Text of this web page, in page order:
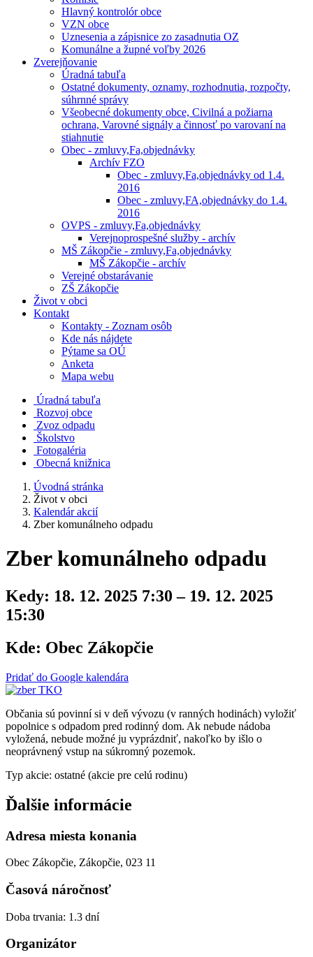
Hlavný kontrolór obce
VZN obce
Uznesenia a zápisnice zo zasadnutia OZ
Komunálne a župné voľby 2026
Zverejňovanie
Úradná tabuľa
Ostatné dokumenty, oznamy, rozhodnutia, rozpočty,
súhrnné správy
Všeobecné dokumenty obce, Civilná a požiarna
ochrana, Varovné signály a činnosť po varovaní na
stiahnutie
Obec - zmluvy,Fa,objednávky
Archív FZO
Obec - zmluvy,Fa,objednávky od 1.4.
2016
Obec - zmluvy,FA,objednávky do 1.4.
2016
OVPS - zmluvy,Fa,objednávky
Verejnoprospešné služby - archív
MŠ Zákopčie - zmluvy,Fa,objednávky
MŠ Zákopčie - archív
Verejné obstarávanie
ZŠ Zákopčie
Život v obci
Kontakt
Kontakty - Zoznam osôb
Kde nás nájdete
Pýtame sa OÚ
Anketa
Mapa webu
Úradná tabuľa
Rozvoj obce
Zvoz odpadu
Školstvo
Fotogaléria
Obecná knižnica
Úvodná stránka
Život v obci
Kalendár akcií
Zber komunálneho odpadu
Zber komunálneho odpadu
Kedy: 18. 12. 2025 7:30 – 19. 12. 2025
15:30
Kde: Obec Zákopčie
Pridať do Google kalendára
Občania sú povinní si v deň vývozu (v ranných hodinách) vyložiť
popolnice s odpadom pred rodinný dom. Ak nebude nádoba
vyložená, nebude možné ju vyprázdniť, nakoľko by išlo o
neoprávnený vstup na súkromný pozemok.
Typ akcie: ostatné (akcie pre celú rodinu)
Ďalšie informácie
Adresa miesta konania
Obec Zákopčie, Zákopčie, 023 11
Časová náročnosť
Doba trvania: 1.3 dní
Organizátor